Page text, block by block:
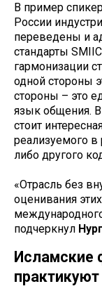
В пример
России
переведены и
стандарты
гармонизации
одной стороны
стороны – это
язык общения.
стоит
реализуемого в
либо другого
«Отрасль без
оценивания
подчеркнул
Исламские